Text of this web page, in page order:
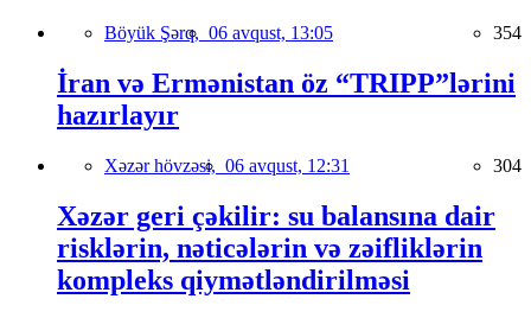
Böyük Şərq, 06 avqust, 13:05 354
İran və Ermənistan öz “TRIPP”lərini
hazırlayır
Xəzər hövzəsi, 06 avqust, 12:31 304
Xəzər geri çəkilir: su balansına dair
risklərin, nəticələrin və zəifliklərin
kompleks qiymətləndirilməsi